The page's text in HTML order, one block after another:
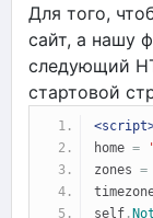
Для того,
сайт, а нашу
следующий
стартовой
home =
zones =
self .